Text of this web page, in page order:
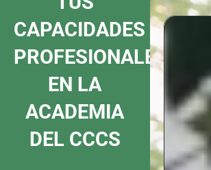
CAPACIDADES
PROFESIONALES
EN LA
ACADEMIA
DEL CCCS